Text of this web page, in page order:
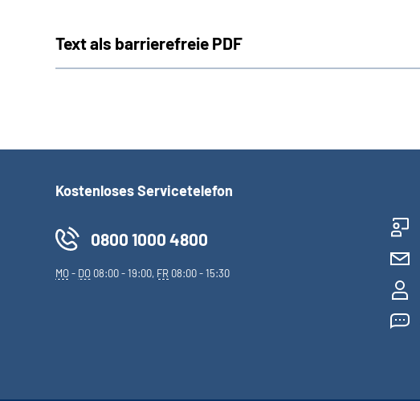
Text als barrierefreie PDF
Kostenloses Servicetelefon
0800 1000 4800
MO- DO 08:00 - 19:00, FR 08:00 - 15:30